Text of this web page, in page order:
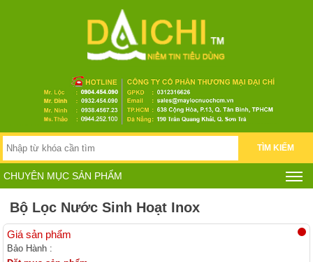
TÌM KIẾM
CHUYÊN MỤC SẢN PHẨM
Bộ Lọc Nước Sinh Hoạt Inox
Giá sản phẩm
Bảo Hành :